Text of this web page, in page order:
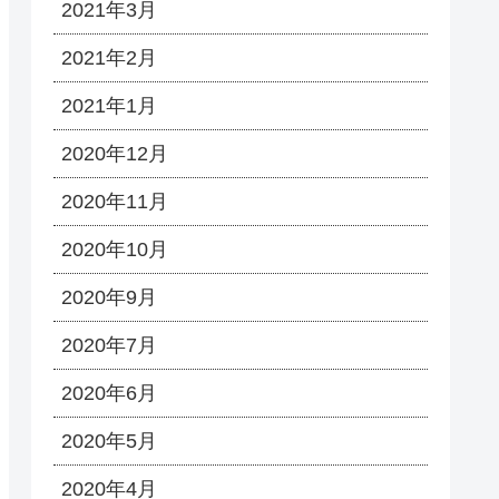
2021年3月
2021年2月
2021年1月
2020年12月
2020年11月
2020年10月
2020年9月
2020年7月
2020年6月
2020年5月
2020年4月